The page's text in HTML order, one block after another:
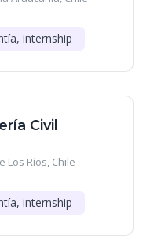
internship
Civil
Los Ríos, Chile
internship